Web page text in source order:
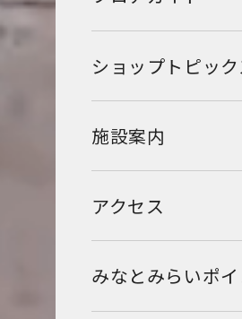
ショップトピック
施設案内
アクセス
みなとみらいポ